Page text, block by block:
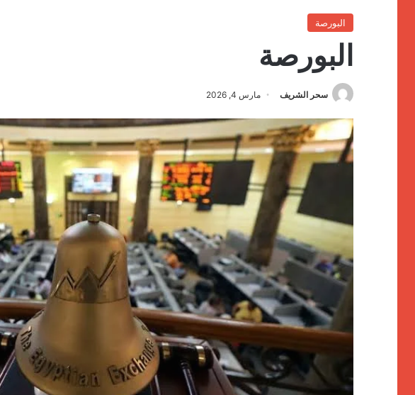
البورصة
البورصة
سحر الشريف مارس 4, 2026